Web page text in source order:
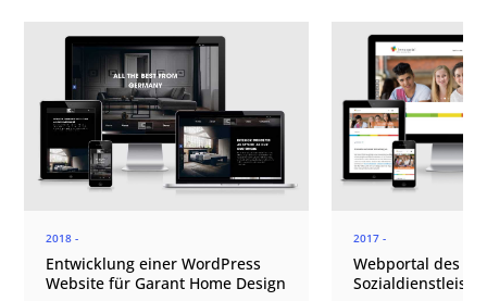
2018 -
Entwicklung einer WordPress
Website für Garant Home Design
2017 -
Webportal des